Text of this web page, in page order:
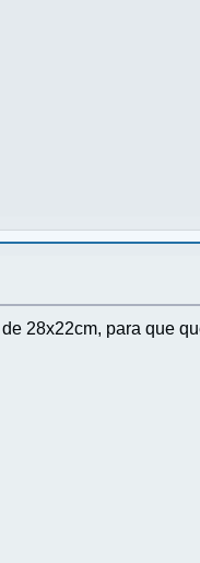
28x22cm, para que